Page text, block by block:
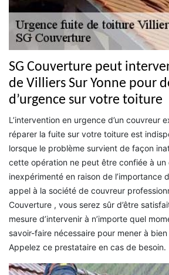
SG Couverture peut
de Villiers Sur Yonne pour
d’urgence sur votre toiture
L’intervention en urgence d’un couvreur
réparer la fuite sur votre toiture est
lorsque le problème survient de façon
cette opération ne peut être confiée à un
inexpérimenté en raison de l’importance
appel à la société de couvreur
Couverture , vous serez sûr d’être
mesure d’intervenir à n’importe quel
savoir-faire nécessaire pour mener à
Appelez ce prestataire en cas de besoin.